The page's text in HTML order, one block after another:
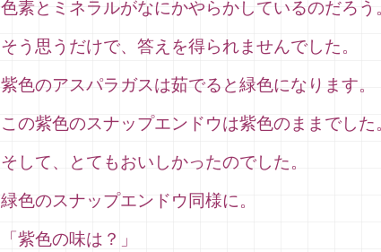
色素とミネラルがなにかやらかしているのだろう
そう思うだけで、答えを得られませんでした。
紫色のアスパラガスは茹でると緑色になります。
この紫色のスナップエンドウは紫色のままでした
そして、とてもおいしかったのでした。
緑色のスナップエンドウ同様に。
「紫色の味は？」